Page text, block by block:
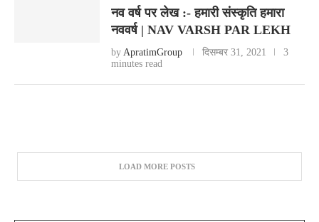
नव वर्ष पर लेख :- हमारी संस्कृति हमारा
नववर्ष | NAV VARSH PAR LEKH
by ApratimGroup दिसम्बर 31, 2021
3
minutes read
LOAD MORE POSTS